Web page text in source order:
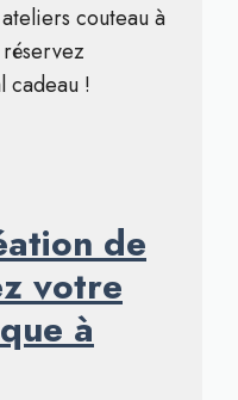
couteau à
cadeau !
de
votre
à